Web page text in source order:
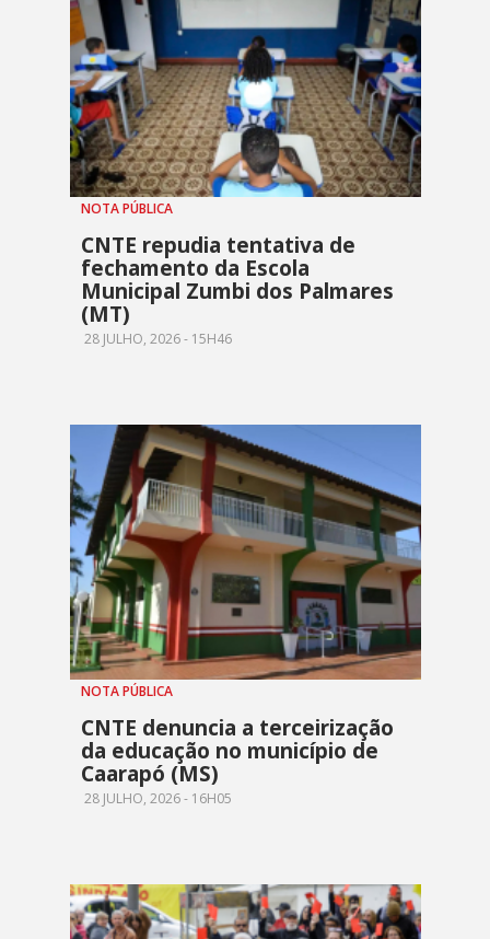
NOTA PÚBLICA
CNTE repudia tentativa de
fechamento da Escola
Municipal Zumbi dos Palmares
(MT)
28 JULHO, 2026 - 15H46
NOTA PÚBLICA
CNTE denuncia a terceirização
da educação no município de
Caarapó (MS)
28 JULHO, 2026 - 16H05